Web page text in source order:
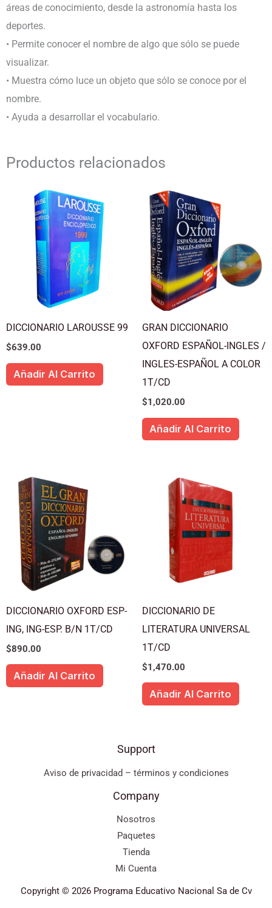
áreas de conocimiento, desde la astronomía hasta los
deportes.
• Permite conocer el nombre de algo que sólo se puede
visualizar.
• Muestra cómo luce un objeto que sólo se conoce por el
nombre.
• Ayuda a desarrollar el vocabulario.
Productos relacionados
DICCIONARIO LAROUSSE 99
$639.00
Añadir Al Carrito
GRAN DICCIONARIO
OXFORD ESPAÑOL-INGLES /
INGLES-ESPAÑOL A COLOR
1T/CD
$1,020.00
Añadir Al Carrito
DICCIONARIO OXFORD ESP-
ING, ING-ESP. B/N 1T/CD
$890.00
Añadir Al Carrito
DICCIONARIO DE
LITERATURA UNIVERSAL
1T/CD
$1,470.00
Añadir Al Carrito
Support
Aviso de privacidad – términos y condiciones
Company
Nosotros
Paquetes
Tienda
Mi Cuenta
Copyright © 2026 Programa Educativo Nacional Sa de Cv